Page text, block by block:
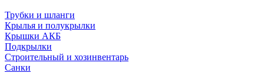
Трубки и шланги
Крылья и полукрылки
Крышки АКБ
Подкрылки
Строительный и хозинвентарь
Санки